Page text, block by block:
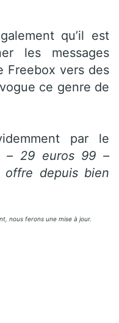
qu’il est
les messages
Freebox vers des
ce genre de
par le
– 29 euros 99 –
offre depuis bien
nous ferons une mise à jour.